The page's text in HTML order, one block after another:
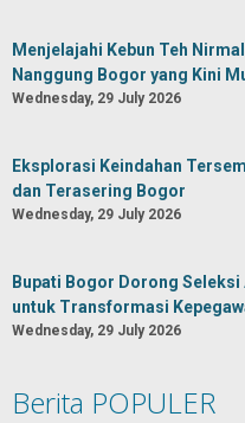
Menjelajahi Kebun Teh
Nanggung Bogor yang Kini
Wednesday, 29 July 2026
Eksplorasi Keindahan
dan Terasering Bogor
Wednesday, 29 July 2026
Bupati Bogor Dorong Seleksi
untuk Transformasi
Wednesday, 29 July 2026
Berita POPULER